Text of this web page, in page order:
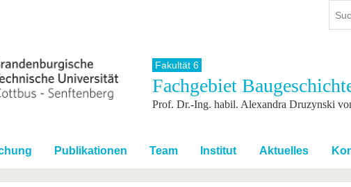
Studium
Studienangebot
Im Studium
Nach dem Studium
International
Internationales Profil
Mit der BTU ins Ausland
Für internationale
Studierende
Fakultät 6
Fachgebiet
Prof. Dr.-Ing. habil. Alexandra Druzynski
Publikationen Team Institut Aktuelles